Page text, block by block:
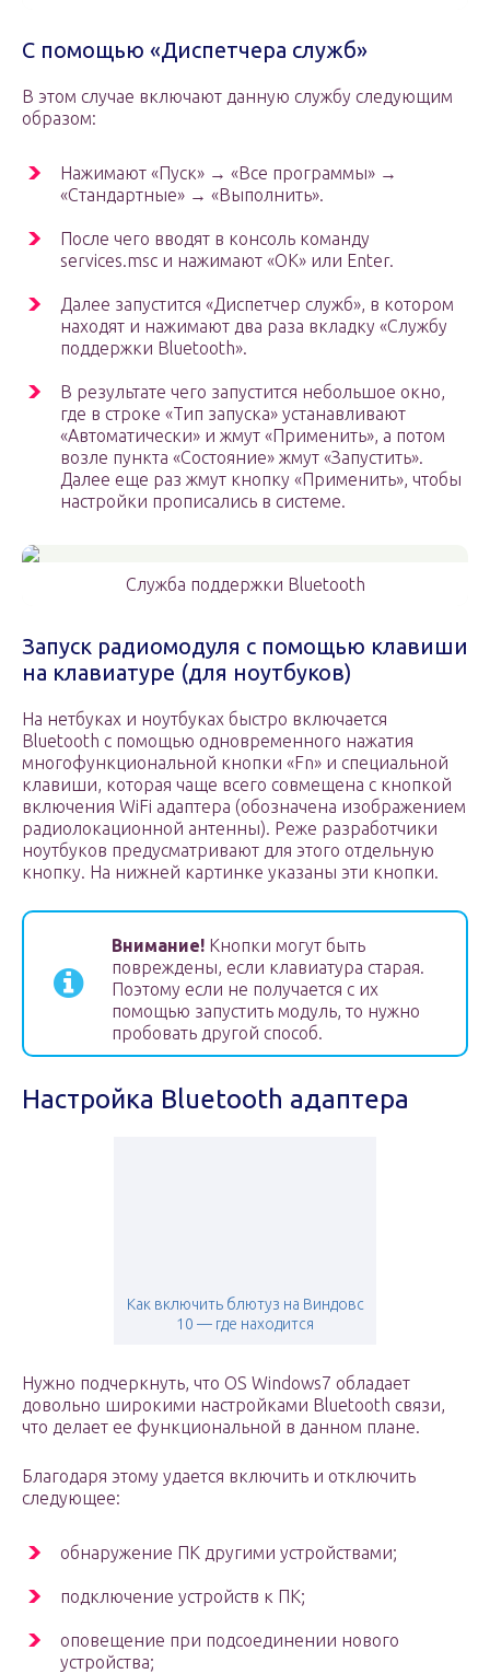
С помощью «Диспетчера служб»
В этом случае включают данную службу следующим
образом:
Нажимают «Пуск» → «Все программы» →
«Стандартные» → «Выполнить».
После чего вводят в консоль команду
services.msc и нажимают «ОК» или Enter.
Далее запустится «Диспетчер служб», в котором
находят и нажимают два раза вкладку «Службу
поддержки Bluetooth».
В результате чего запустится небольшое окно,
где в строке «Тип запуска» устанавливают
«Автоматически» и жмут «Применить», а потом
возле пункта «Состояние» жмут «Запустить».
Далее еще раз жмут кнопку «Применить», чтобы
настройки прописались в системе.
Служба поддержки Bluetooth
Запуск радиомодуля с помощью клавиши
на клавиатуре (для ноутбуков)
На нетбуках и ноутбуках быстро включается
Bluetooth с помощью одновременного нажатия
многофункциональной кнопки «Fn» и специальной
клавиши, которая чаще всего совмещена с кнопкой
включения WiFi адаптера (обозначена изображением
радиолокационной антенны). Реже разработчики
ноутбуков предусматривают для этого отдельную
кнопку. На нижней картинке указаны эти кнопки.
Внимание! Кнопки могут быть
повреждены, если клавиатура старая.
Поэтому если не получается с их
помощью запустить модуль, то нужно
пробовать другой способ.
Настройка Bluetooth адаптера
Как включить блютуз на Виндовс
10 — где находится
Нужно подчеркнуть, что OS Windows7 обладает
довольно широкими настройками Bluetooth связи,
что делает ее функциональной в данном плане.
Благодаря этому удается включить и отключить
следующее:
обнаружение ПК другими устройствами;
подключение устройств к ПК;
оповещение при подсоединении нового
устройства;